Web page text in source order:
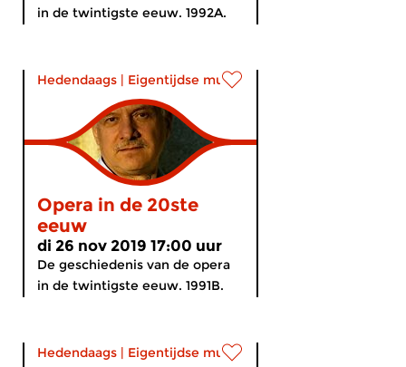
in de twintigste eeuw. 1992A.
Hedendaags | Eigentijdse muziek
Opera in de 20ste
eeuw
di 26 nov 2019 17:00 uur
De geschiedenis van de opera
in de twintigste eeuw. 1991B.
Hedendaags | Eigentijdse muziek